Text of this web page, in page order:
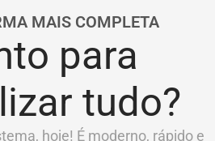
MAIS COMPLETA
para
tudo?
hoje! É moderno, rápido e